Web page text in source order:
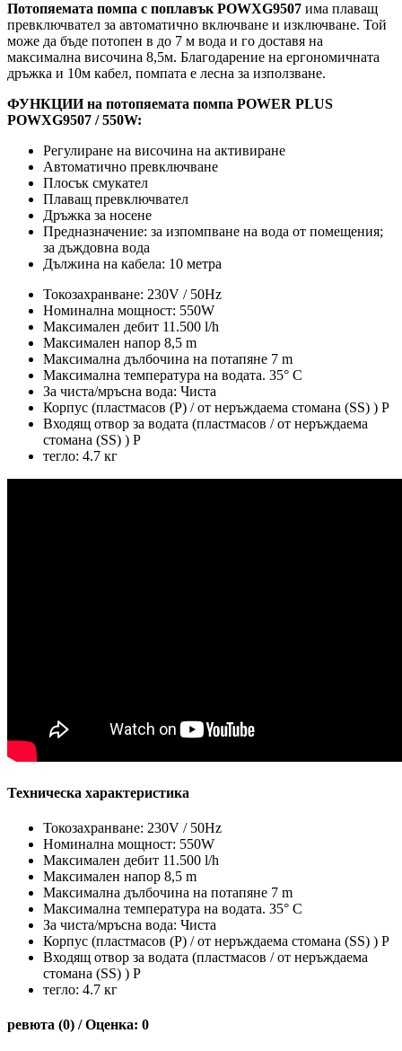
Потопяемата помпа с поплавък POWXG9507 има плаващ
превключвател за автоматично включване и изключване. Той
може да бъде потопен в до 7 м вода и го доставя на
максимална височина 8,5м. Благодарение на ергономичната
дръжка и 10м кабел, помпата е лесна за използване.
ФУНКЦИИ на потопяемата помпа POWER PLUS
POWXG9507 / 550W:
Регулиране на височина на активиране
Автоматично превключване
Плосък смукател
Плаващ превключвател
Дръжка за носене
Предназначение: за изпомпване на вода от помещения;
за дъждовна вода
Дължина на кабела: 10 метра
Токозахранване: 230V / 50Hz
Номинална мощност: 550W
Максимален дебит 11.500 l/h
Максимален напор 8,5 m
Максимална дълбочина на потапяне 7 m
Максимална температура на водата. 35° C
За чиста/мръсна вода: Чиста
Корпус (пластмасов (P) / от неръждаема стомана (SS) ) P
Входящ отвор за водата (пластмасов / от неръждаема
стомана (SS) ) P
тегло: 4.7 кг
Техническа характеристика
Токозахранване: 230V / 50Hz
Номинална мощност: 550W
Максимален дебит 11.500 l/h
Максимален напор 8,5 m
Максимална дълбочина на потапяне 7 m
Максимална температура на водата. 35° C
За чиста/мръсна вода: Чиста
Корпус (пластмасов (P) / от неръждаема стомана (SS) ) P
Входящ отвор за водата (пластмасов / от неръждаема
стомана (SS) ) P
тегло: 4.7 кг
ревюта (0) / Оценка: 0